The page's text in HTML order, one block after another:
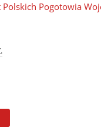
Polskich Pogotowia